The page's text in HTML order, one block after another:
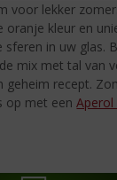
voor lekker
oranje kleur en
in uw glas.
mix met tal van
geheim recept.
op met eenAperol